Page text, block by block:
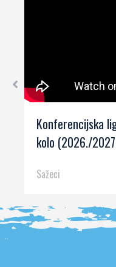
Konferencijska
kolo (2026./
Sažeci